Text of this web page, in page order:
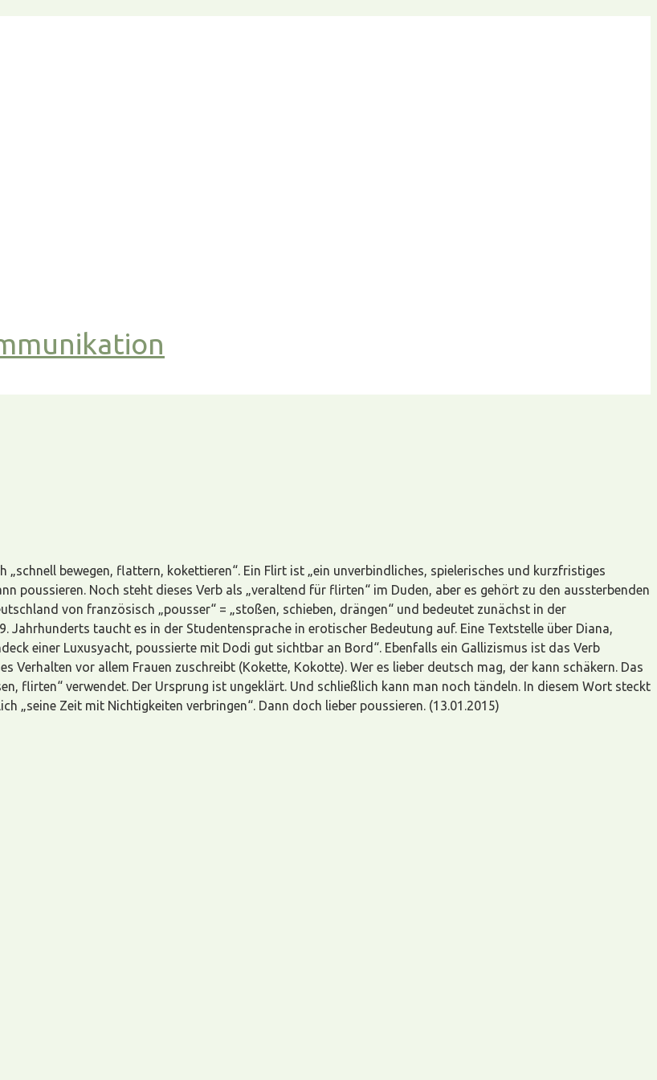
bewegen, flattern, kokettieren“. Ein Flirt ist „ein unverbindliches, spielerisches und kurzfristiges
poussieren. Noch steht dieses Verb als „veraltend für flirten“ im Duden, aber es gehört zu den aussterbenden
von französisch „pousser“ = „stoßen, schieben, drängen“ und bedeutet zunächst in der
Jahrhunderts taucht es in der Studentensprache in erotischer Bedeutung auf. Eine Textstelle über Diana,
einer Luxusyacht, poussierte mit Dodi gut sichtbar an Bord“. Ebenfalls ein Gallizismus ist das Verb
Verhalten vor allem Frauen zuschreibt (Kokette, Kokotte). Wer es lieber deutsch mag, der kann schäkern. Das
flirten“ verwendet. Der Ursprung ist ungeklärt. Und schließlich kann man noch tändeln. In diesem Wort steckt
„seine Zeit mit Nichtigkeiten verbringen“. Dann doch lieber poussieren. (13.01.2015)